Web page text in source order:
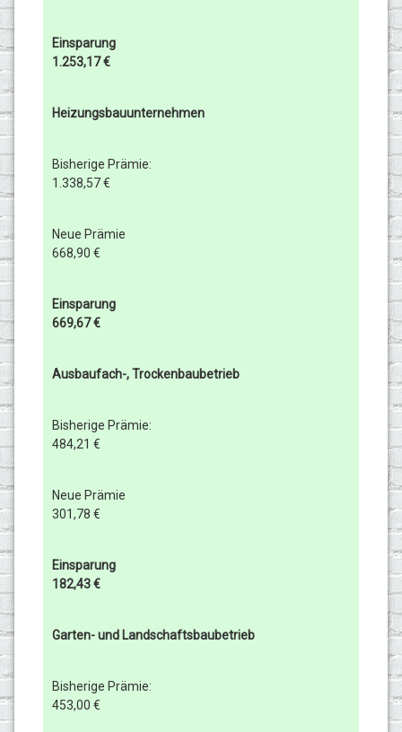
Einsparung
1.253,17 €
Heizungsbauunternehmen
Bisherige Prämie:
1.338,57 €
Neue Prämie
668,90 €
Einsparung
669,67 €
Ausbaufach-, Trockenbaubetrieb
Bisherige Prämie:
484,21 €
Neue Prämie
301,78 €
Einsparung
182,43 €
Garten- und Landschaftsbaubetrieb
Bisherige Prämie:
453,00 €